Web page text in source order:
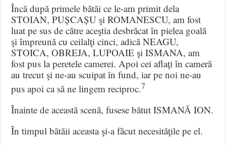
Încă după primele bătăi ce le-am primit dela
STOIAN, PUȘCAȘU şi ROMANESCU, am fost
luat pe sus de către aceştia desbrăcat în pielea goală
şi împreună cu ceilalţi cinci, adică NEAGU,
STOICA, OBREJA, LUPOAIE şi ISMANA, am
fost pus la peretele camerei. Apoi cei aflaţi în cameră
au trecut şi ne-au scuipat în fund, iar pe noi ne-au
pus apoi ca să ne lingem reciproc.7
Înainte de această scenă, fusese bătut ISMANĂ ION.
În timpul bătăii aceasta şi-a făcut necesităţile pe el.